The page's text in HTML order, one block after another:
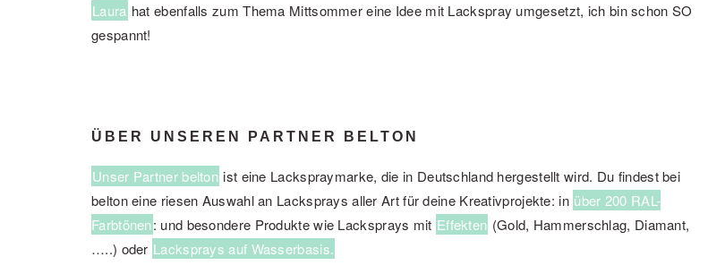
Laura hat ebenfalls zum Thema Mittsommer eine Idee mit Lackspray umgesetzt, ich bin schon SO
gespannt!
ÜBER UNSEREN PARTNER BELTON
Unser Partner belton ist eine Lackspraymarke, die in Deutschland hergestellt wird. Du findest bei
belton eine riesen Auswahl an Lacksprays aller Art für deine Kreativprojekte: in über 200 RAL-
Farbtönen: und besondere Produkte wie Lacksprays mit Effekten (Gold, Hammerschlag, Diamant,
…..) oder Lacksprays auf Wasserbasis.